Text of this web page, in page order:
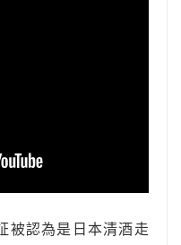
被認為是日本清酒走